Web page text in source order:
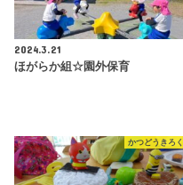
2024.3.21
ほがらか組☆園外保育
かつどうきろく